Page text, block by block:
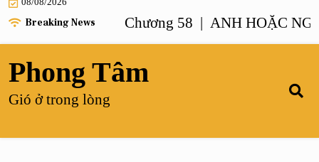
contentBreaking News
NHƯ ANH – Chương 58 |ANH HOẶC NGƯỜI
Phong Tâm
Gió ở trong lòng